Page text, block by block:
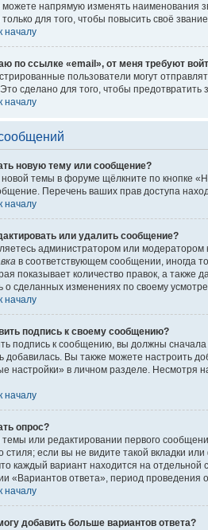
напрямую изменять наименования
для того, чтобы повысить своё
началу
по ссылке «email», от меня требуют
пользователи могут
сделано для того, чтобы
началу
новую тему или сообщение?
темы в форуме щёлкните по кнопке
Перечень ваших прав доступа
началу
или удалить сообщение?
администратором или
в соответствующем сообщении, иногда
показывает количество правок, а
о сделанных изменениях по своему
началу
подпись к своему сообщению?
подпись к сообщению, вы должны
добавилась. Вы также можете настроить
настройки» в личном разделе. Несмотря
началу
опрос?
темы или редактировании первого
стиля; если вы не видите такой вкладки
каждый вариант находится на отдельной
«Вариантов ответа», период проведения
началу
добавить больше вариантов ответа?